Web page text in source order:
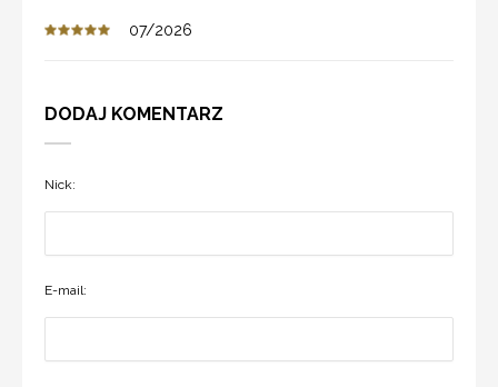
07/2026
DODAJ KOMENTARZ
Nick:
E-mail: